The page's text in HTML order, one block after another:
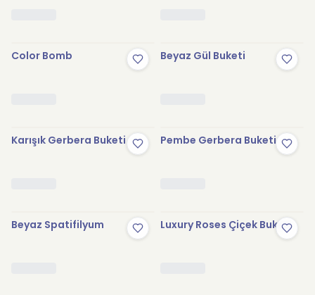
Color Bomb Beyaz Gül Buketi
Karışık Gerbera Buketi Pembe Gerbera Buketi
Beyaz Spatifilyum Luxury Roses Çiçek Buketi